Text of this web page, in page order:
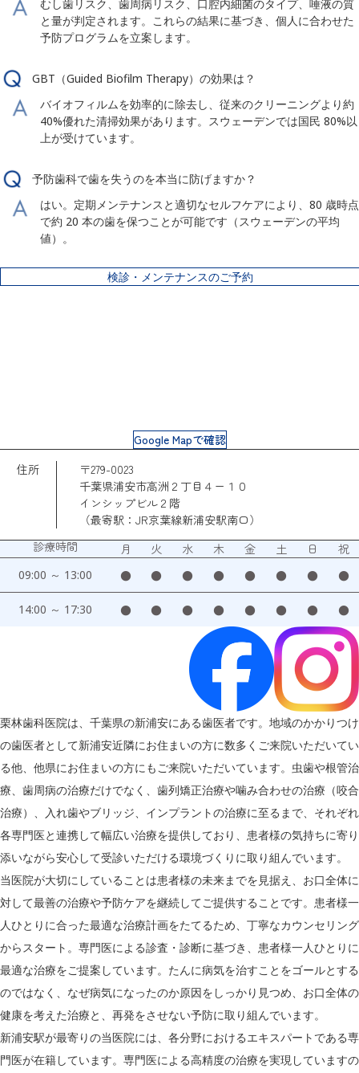
むし歯リスク、歯周病リスク、口腔内細菌のタイプ、唾液の質
と量が判定されます。これらの結果に基づき、個人に合わせた
予防プログラムを立案します。
GBT（Guided Biofilm Therapy）の効果は？
バイオフィルムを効率的に除去し、従来のクリーニングより約
40%優れた清掃効果があります。スウェーデンでは国民 80%以
上が受けています。
予防歯科で歯を失うのを本当に防げますか？
はい。定期メンテナンスと適切なセルフケアにより、80 歳時点
で約 20 本の歯を保つことが可能です（スウェーデンの平均
値）。
検診・メンテナンスのご予約
Google Mapで確認
住所
〒279-0023
千葉県浦安市高洲２丁目４ー１０
インシップビル２階
（最寄駅：JR京葉線新浦安駅南口）
診療時間
月 火 水 木 金 土 日 祝
09:00 ～ 13:00 ● ● ● ● ● ● ● ●
14:00 ～ 17:30 ● ● ● ● ● ● ● ●
栗林歯科医院は、千葉県の新浦安にある歯医者です。地域のかかりつけ
の歯医者として新浦安近隣にお住まいの方に数多くご来院いただいてい
る他、他県にお住まいの方にもご来院いただいています。虫歯や根管治
療、歯周病の治療だけでなく、歯列矯正治療や噛み合わせの治療（咬合
治療）、入れ歯やブリッジ、インプラントの治療に至るまで、それぞれ
各専門医と連携して幅広い治療を提供しており、患者様の気持ちに寄り
添いながら安心して受診いただける環境づくりに取り組んでいます。
当医院が大切にしていることは患者様の未来までを見据え、お口全体に
対して最善の治療や予防ケアを継続してご提供することです。患者様一
人ひとりに合った最適な治療計画をたてるため、丁寧なカウンセリング
からスタート。専門医による診査・診断に基づき、患者様一人ひとりに
最適な治療をご提案しています。たんに病気を治すことをゴールとする
のではなく、なぜ病気になったのか原因をしっかり見つめ、お口全体の
健康を考えた治療と、再発をさせない予防に取り組んでいます。
新浦安駅が最寄りの当医院には、各分野におけるエキスパートである専
門医が在籍しています。専門医による高精度の治療を実現していますの